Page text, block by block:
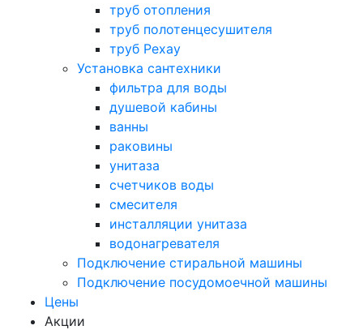
труб отопления
труб полотенцесушителя
труб Рехау
Установка сантехники
фильтра для воды
душевой кабины
ванны
раковины
унитаза
счетчиков воды
смесителя
инсталляции унитаза
водонагревателя
Подключение стиральной машины
Подключение посудомоечной машины
Цены
Акции